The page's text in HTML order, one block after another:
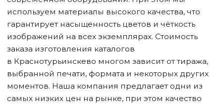
используем материалы высокого качества, что
гарантирует насыщенность цветов и чёткость
изображений на всех экземплярах. Стоимость
заказа изготовления каталогов
в Краснотурьинскево многом зависит от тиража,
выбранной печати, формата и некоторых других
моментов. Наша компания предлагает одни из
самых низких цен на рынке, при этом качество